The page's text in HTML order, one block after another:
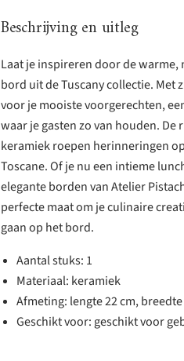
Beschrijving en uitleg
Laat je inspireren door de
bord uit de Tuscany collectie.
voor je mooiste voorgerechten,
waar je gasten zo van houden.
keramiek roepen herinneringen
Toscane. Of je nu een intieme
elegante borden van Atelier
perfecte maat om je culinaire
gaan op het bord.
Aantal stuks: 1
Materiaal: keramiek
Afmeting: lengte 22 cm,
Geschikt voor: geschikt voor